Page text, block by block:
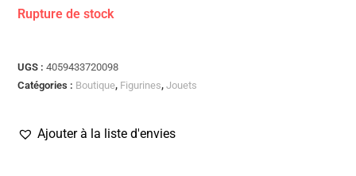
Rupture de stock
UGS :4059433720098
Catégories : Boutique, Figurines,Jouets
Ajouter à la liste d'envies